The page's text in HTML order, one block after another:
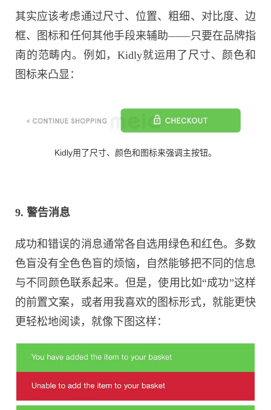
其实应该考虑通过尺寸、位置、粗细、对比度、边
框、图标和任何其他手段来辅助——只要在品牌指
南的范畴内。例如，Kidly就运用了尺寸、颜色和
图标来凸显：
Kidly用了尺寸、颜色和图标来强调主按钮。
9. 警告消息
成功和错误的消息通常各自选用绿色和红色。多数
色盲没有全色色盲的烦恼，自然能够把不同的信息
与不同颜色联系起来。但是，使用比如“成功”这样
的前置文案，或者用我喜欢的图标形式，就能更快
更轻松地阅读，就像下图这样：